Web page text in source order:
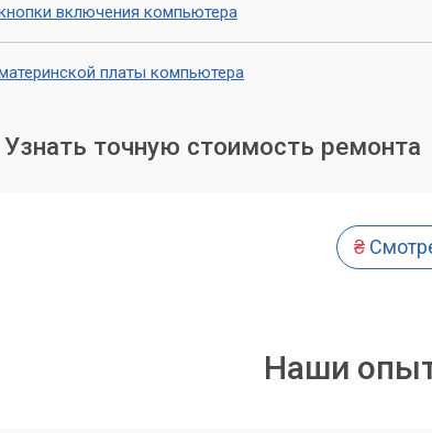
включения компьютера
платы компьютера
Узнать точную стоимость ремонта
₴
Наши